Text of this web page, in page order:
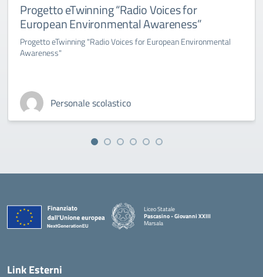
Progetto eTwinning “Radio Voices for
European Environmental Awareness”
Progetto eTwinning "Radio Voices for European Environmental
Awareness"
Personale scolastico
Liceo Statale
Pascasino - Giovanni XXIII
Marsala
Link Esterni